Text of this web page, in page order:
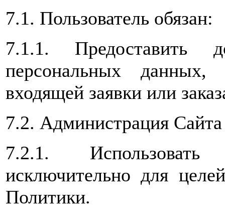
7.1. Пользователь обязан:
7.1.1. Предоставить
персональных данных,
входящей заявки или
7.2. Администрация Сайта
7.2.1.
исключительно для
Политики.